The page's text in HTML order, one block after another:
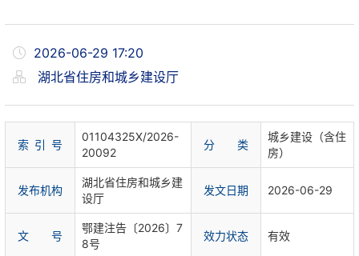
2026-06-29 17:20
湖北省住房和城乡建设厅
索 引 号
01104325X/2026-
20092
分 类
城乡建设（含住
房）
发布机构
湖北省住房和城乡建
设厅
发文日期 2026-06-29
文 号
鄂建注告〔2026〕7
8号
效力状态 有效